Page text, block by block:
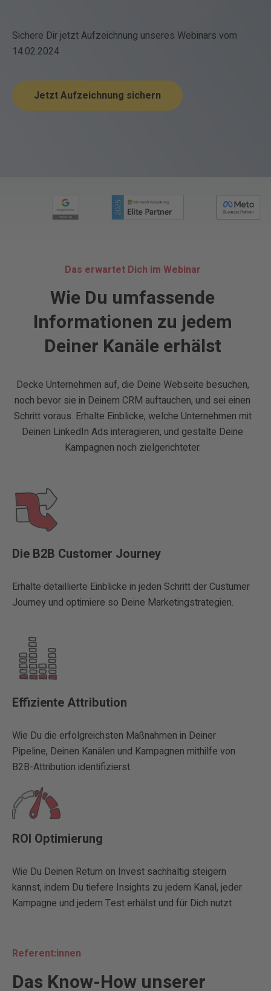
Sichere Dir jetzt Aufzeichnung unseres Webinars vom
14.02.2024
Jetzt Aufzeichnung sichern
Das erwartet Dich im Webinar
Wie Du umfassende
Informationen zu jedem
Deiner Kanäle erhälst
Decke Unternehmen auf, die Deine Webseite besuchen,
noch bevor sie in Deinem CRM auftauchen, und sei einen
Schritt voraus. Erhalte Einblicke, welche Unternehmen mit
Deinen LinkedIn Ads interagieren, und gestalte Deine
Kampagnen noch zielgerichteter.
Die B2B Customer Journey
Erhalte detaillierte Einblicke in jeden Schritt der Custumer
Journey und optimiere so Deine Marketingstrategien.
Effiziente Attribution
Wie Du die erfolgreichsten Maßnahmen in Deiner
Pipeline, Deinen Kanälen und Kampagnen mithilfe von
B2B-Attribution identifizierst.
ROI Optimierung
Wie Du Deinen Return on Invest sachhaltig steigern
kannst, indem Du tiefere Insights zu jedem Kanal, jeder
Kampagne und jedem Test erhälst und für Dich nutzt
Referent:innen
Das Know-How unserer